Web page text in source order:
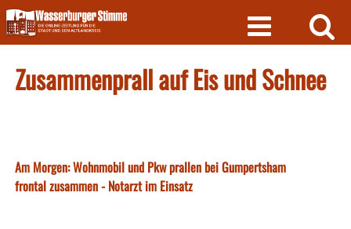
Skip
to
content
Zusammenprall auf Eis und Schnee
Am Morgen: Wohnmobil und Pkw prallen bei Gumpertsham
frontal zusammen - Notarzt im Einsatz